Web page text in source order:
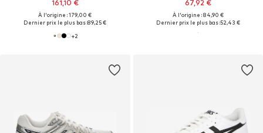
161,10 €
À l'origine : 179,00 €
Dernier prix le plus bas :89,25 €
+2
67,92 €
À l'origine : 84,90 €
Dernier prix le plus bas :52,43 €